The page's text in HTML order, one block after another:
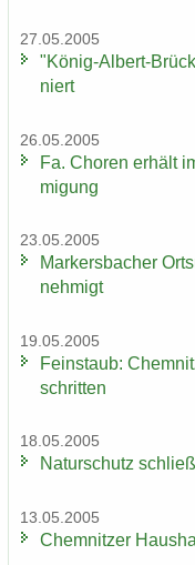
27.05.2005
"König-​Albert-
niert
26.05.2005
Fa. Cho­ren er­hält
mi­gung
23.05.2005
Mar­kers­ba­cher
neh­migt
19.05.2005
Fein­staub:
schrit­ten
18.05.2005
Na­tur­schutz
13.05.2005
Chem­nit­zer